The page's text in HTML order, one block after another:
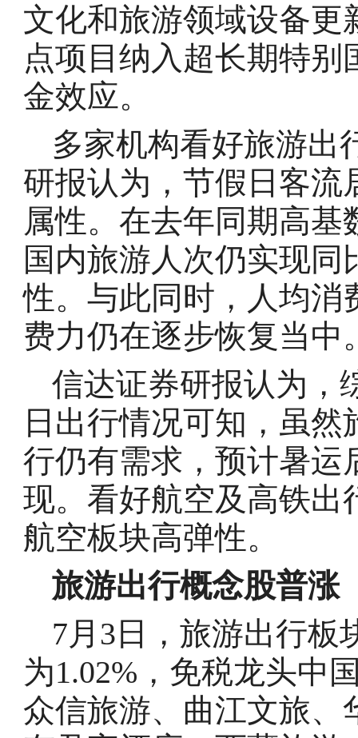
文化和旅游领域设备更
点项目纳入超长期特
金效应。
多家机构看好旅游出
研报认为，节假日客流
属性。在去年同期高
国内旅游人次仍实现
性。与此同时，人均消
费力仍在逐步恢复当中
信达证券研报认为，
日出行情况可知，虽
行仍有需求，预计暑运
现。看好航空及高铁出
航空板块高弹性。
旅游出行概念股普涨
7月3日，旅游出行板
为1.02%，免税龙头中
众信旅游、曲江文旅、